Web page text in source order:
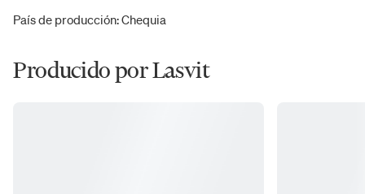
País de producción:Chequia
Producido por Lasvit